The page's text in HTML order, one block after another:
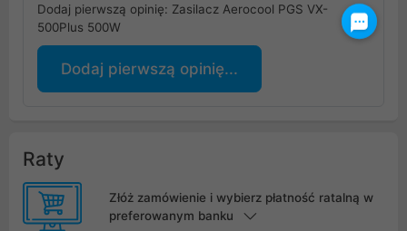
Dodaj pierwszą opinię: Zasilacz Aerocool PGS VX-
500Plus 500W
Dodaj pierwszą opinię...
Raty
Złóż zamówienie i wybierz płatność ratalną w
preferowanym banku